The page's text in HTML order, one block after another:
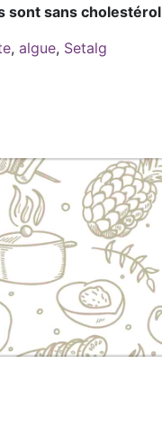
sont sans cholestérol
, algue, Setalg